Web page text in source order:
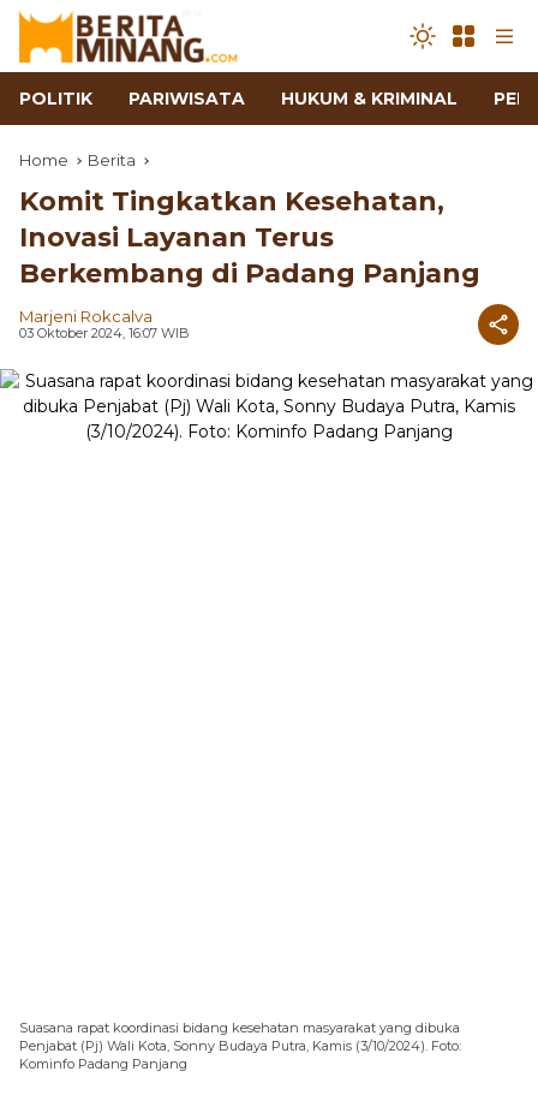
POLITIK PARIWISATA HUKUM & KRIMINAL
Home Berita
Komit Tingkatkan Kesehatan,
Inovasi Layanan Terus
Berkembang di Padang Panjang
Marjeni Rokcalva
03 Oktober 2024, 16:07 WIB
Suasana rapat koordinasi bidang kesehatan masyarakat yang dibuka
Penjabat (Pj) Wali Kota, Sonny Budaya Putra, Kamis (3/10/2024). Foto:
Kominfo Padang Panjang